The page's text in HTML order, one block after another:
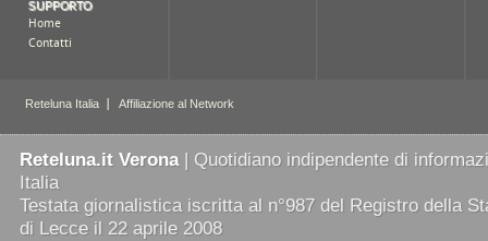
Reteluna.it Verona| Quotidiano indipendente di
Italia
Testata giornalistica iscritta al n°987 del Registro della
di Lecce il 22 aprile 2008